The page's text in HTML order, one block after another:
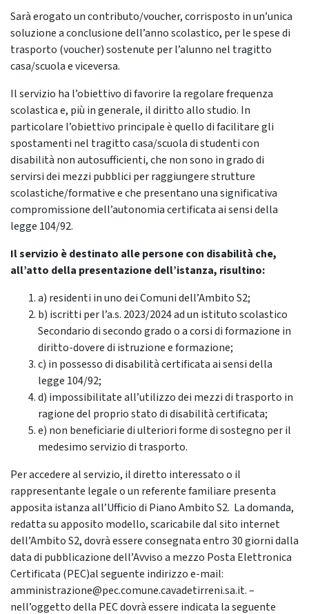
Sarà erogato un contributo/voucher, corrisposto in un’unica
soluzione a conclusione dell’anno scolastico, per le spese di
trasporto (voucher) sostenute per l’alunno nel tragitto
casa/scuola e viceversa.
Il servizio ha l’obiettivo di favorire la regolare frequenza
scolastica e, più in generale, il diritto allo studio. In
particolare l’obiettivo principale è quello di facilitare gli
spostamenti nel tragitto casa/scuola di studenti con
disabilità non autosufficienti, che non sono in grado di
servirsi dei mezzi pubblici per raggiungere strutture
scolastiche/formative e che presentano una significativa
compromissione dell’autonomia certificata ai sensi della
legge 104/92.
Il servizio è destinato alle persone con disabilità che,
all’atto della presentazione dell’istanza, risultino:
a) residenti in uno dei Comuni dell’Ambito S2;
b) iscritti per l’a.s. 2023/2024 ad un istituto scolastico
Secondario di secondo grado o a corsi di formazione in
diritto-dovere di istruzione e formazione;
c) in possesso di disabilità certificata ai sensi della
legge 104/92;
d) impossibilitate all’utilizzo dei mezzi di trasporto in
ragione del proprio stato di disabilità certificata;
e) non beneficiarie di ulteriori forme di sostegno per il
medesimo servizio di trasporto.
Per accedere al servizio, il diretto interessato o il
rappresentante legale o un referente familiare presenta
apposita istanza all’Ufficio di Piano Ambito S2. La domanda,
redatta su apposito modello, scaricabile dal sito internet
dell’Ambito S2, dovrà essere consegnata entro 30 giorni dalla
data di pubblicazione dell’Avviso a mezzo Posta Elettronica
Certificata (PEC)al seguente indirizzo e-mail:
amministrazione@pec.comune.cavadetirreni.sa.it. –
nell’oggetto della PEC dovrà essere indicata la seguente